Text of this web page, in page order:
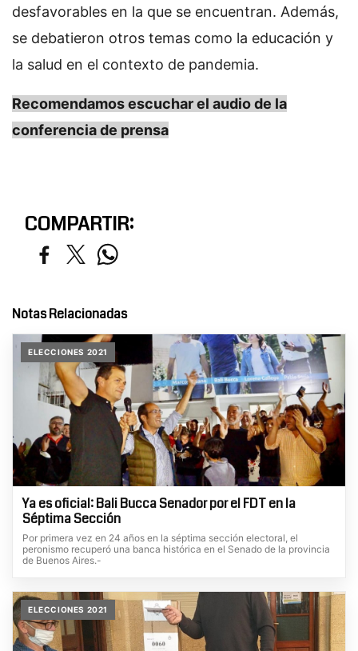
desfavorables en la que se encuentran. Además,
se debatieron otros temas como la educación y
la salud en el contexto de pandemia.
Recomendamos escuchar el audio de la
conferencia de prensa
COMPARTIR:
Notas Relacionadas
ELECCIONES 2021
Ya es oficial: Bali Bucca Senador por el FDT en la
Séptima Sección
Por primera vez en 24 años en la séptima sección electoral, el
peronismo recuperó una banca histórica en el Senado de la provincia
de Buenos Aires.-
ELECCIONES 2021